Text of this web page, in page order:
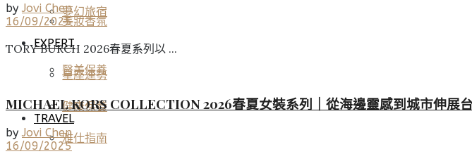
美妝香氛
醫美保養
TRAVEL
夢幻旅宿
EXPERT
星座運勢
健康保養
雅仕指南
by Jovi Chen
16/09/2025
TORY BURCH 2026春夏系列以 ...
MICHAEL KORS COLLECTION 2026春夏女裝系列｜從海邊靈感到城市伸展
by Jovi Chen
16/09/2025